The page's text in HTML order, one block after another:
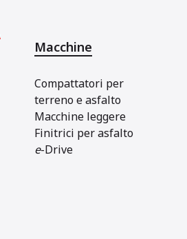
Macchine
Compattatori per
terreno e asfalto
Macchine leggere
Finitrici per asfalto
e-Drive